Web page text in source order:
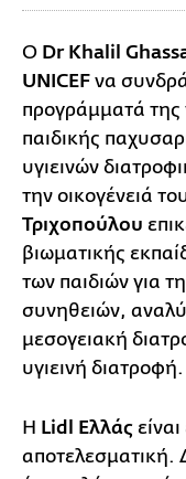
Ο Dr Khalil
UNICEF να
προγράμματά της
παιδικής
υγιεινών
την οικογένειά
Τριχοπούλου
βιωματικής
των παιδιών για
συνηθειών,
μεσογειακή
υγιεινή διατροφή.
Η Lidl Ελλάς
αποτελεσματική.